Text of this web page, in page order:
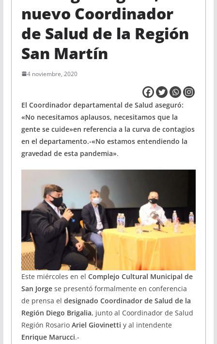
nuevo Coordinador
de Salud de la Región
San Martín
4 noviembre, 2020
El Coordinador departamental de Salud aseguró:
«No necesitamos aplausos, necesitamos que la
gente se cuide»en referencia a la curva de contagios
en el departamento.-«No estamos entendiendo la
gravedad de esta pandemia».
Este miércoles en el Complejo Cultural Municipal de
San Jorgese presentó formalmente en conferencia
de prensa el designado Coordinador de Salud de la
Región Diego Brigalia, junto al Coordinador de Salud
Región Rosario Ariel Giovinetti y al intendente
Enrique Marucci.-